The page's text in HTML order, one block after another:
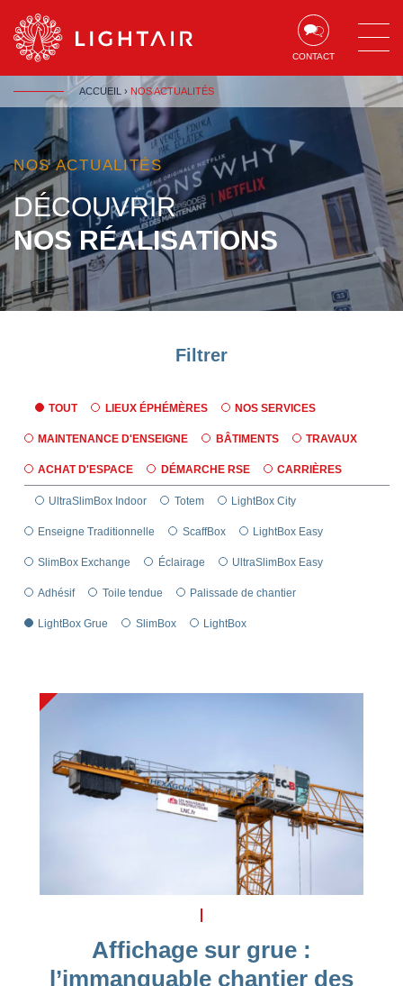
Aller au contenu Aller à la recherche
CONTACT
ACCUEIL › NOS ACTUALITÉS
NOS ACTUALITÉS
DÉCOUVRIR
NOS RÉALISATIONS
Filtrer
TOUT LIEUX ÉPHÉMÈRES NOS SERVICES
MAINTENANCE D'ENSEIGNE BÂTIMENTS TRAVAUX
ACHAT D'ESPACE DÉMARCHE RSE CARRIÈRES
UltraSlimBox Indoor Totem LightBox City
Enseigne Traditionnelle ScaffBox LightBox Easy
SlimBox Exchange Éclairage UltraSlimBox Easy
Adhésif Toile tendue Palissade de chantier
LightBox Grue SlimBox LightBox
Affichage sur grue :
l’immanquable chantier des